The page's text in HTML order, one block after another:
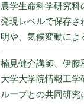
農学生命科学研究
発現レベルで保存さ
明や、気候変動によ
楠見健介講師、伊藤
大学大学院情報工
ループとの共同研